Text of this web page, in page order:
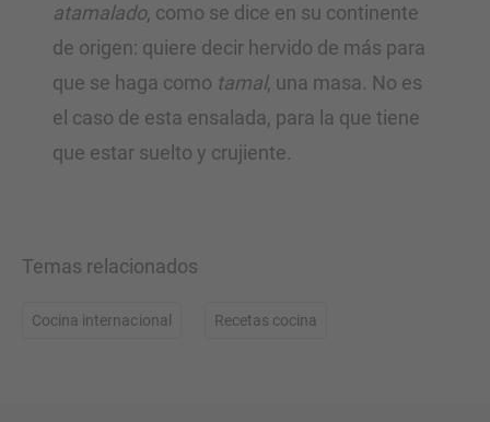
atamalado, como se dice en su continente
de origen: quiere decir hervido de más para
que se haga como tamal, una masa. No es
el caso de esta ensalada, para la que tiene
que estar suelto y crujiente.
Temas relacionados
Cocina internacional Recetas cocina